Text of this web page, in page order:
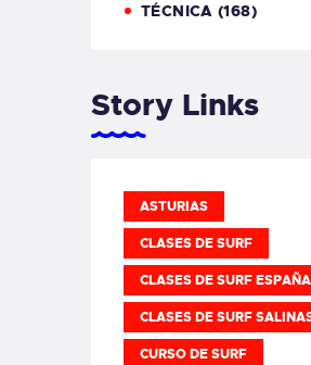
TÉCNICA (168)
Story Links
ASTURIAS
CLASES DE SURF
CLASES DE SURF ESPAÑA
CLASES DE SURF
CURSO DE SURF